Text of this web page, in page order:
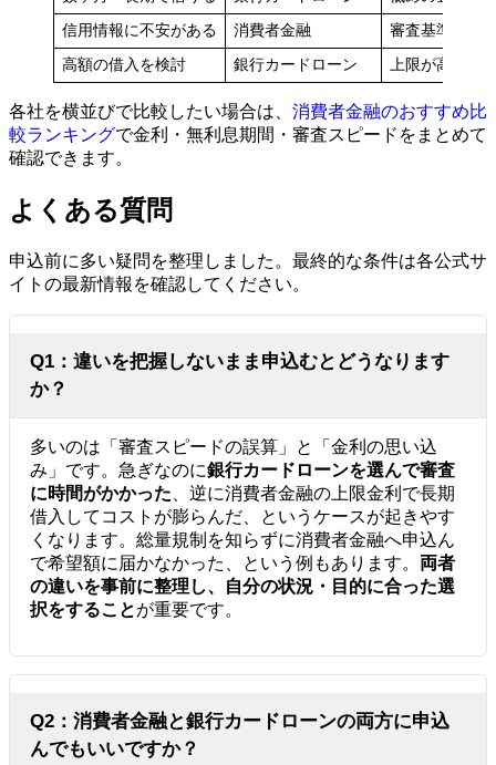
信用情報に不安がある 消費者金融 審査基準が相
高額の借入を検討 銀行カードローン 上限が高めで
各社を横並びで比較したい場合は、 消費者金融のおすすめ比
較ランキングで金利・無利息期間・審査スピードをまとめて
確認できます。
よくある質問
申込前に多い疑問を整理しました。最終的な条件は各公式サ
イトの最新情報を確認してください。
Q1：違いを把握しないまま申込むとどうなります
か？
多いのは「審査スピードの誤算」と「金利の思い込
み」です。急ぎなのに銀行カードローンを選んで審査
に時間がかかった 、逆に消費者金融の上限金利で長期
借入してコストが膨らんだ、というケースが起きやす
くなります。総量規制を知らずに消費者金融へ申込ん
で希望額に届かなかった、という例もあります。 両者
の違いを事前に整理し、自分の状況・目的に合った選
択をすることが重要です。
Q2：消費者金融と銀行カードローンの両方に申込
んでもいいですか？